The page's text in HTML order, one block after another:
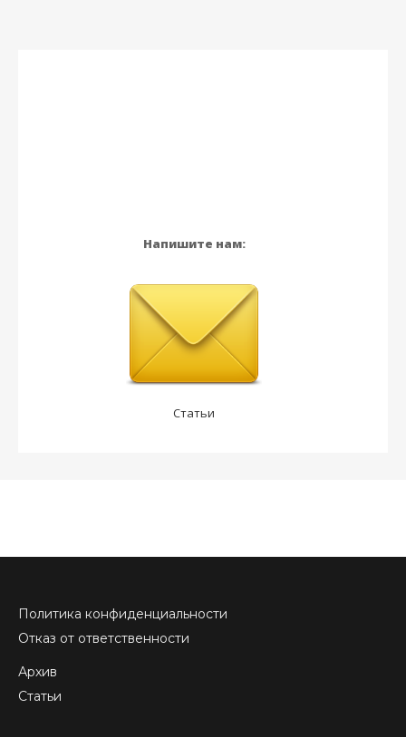
Напишите нам:
Статьи
Политика конфиденциальности
Отказ от ответственности
Архив
Статьи